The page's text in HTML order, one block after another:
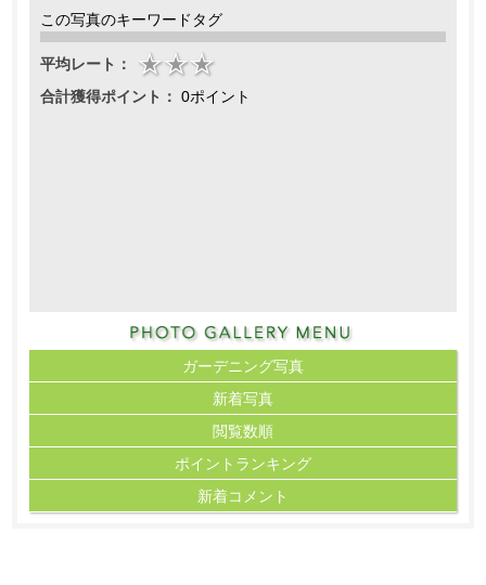
この写真のキーワードタグ
平均レート：
合計獲得ポイント： 0ポイント
ガーデニング写真
新着写真
閲覧数順
ポイント ランキング
新着コメント